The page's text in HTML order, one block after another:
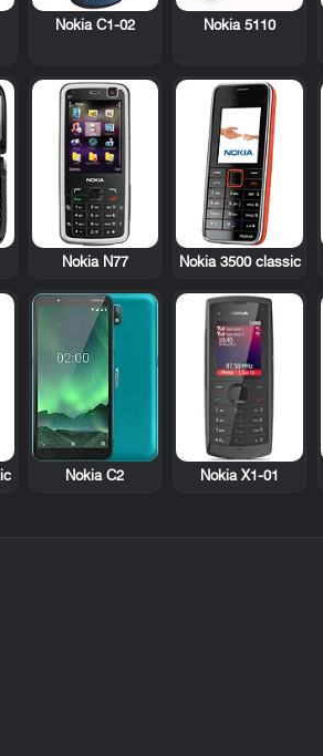
Nokia 5110
Nokia C1-02
Nokia 3500 classic
Nokia N77
Nokia X1-01
Nokia C2